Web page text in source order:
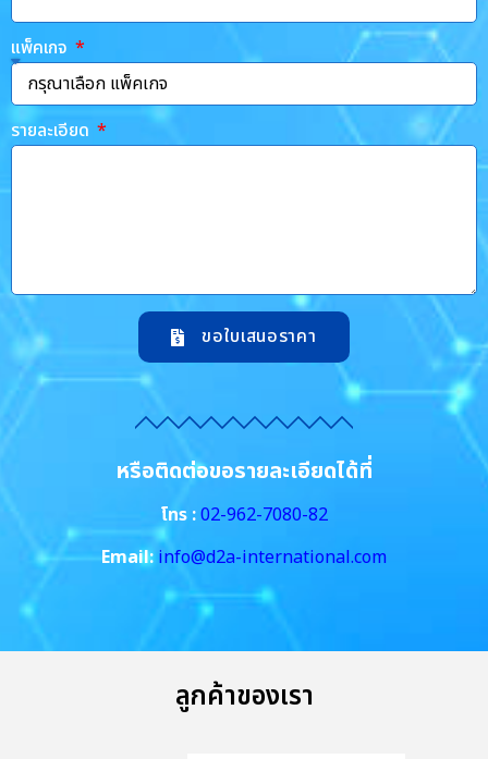
แพ็คเกจ
รายละเอียด
ขอใบเสนอราคา
หรือติดต่อขอรายละเอียดได้ที่
โทร :02-962-7080-82
Email: info@d2a-international.com
ลูกค้าของเรา